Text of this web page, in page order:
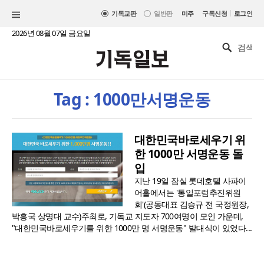
기독교판 일반판 미주 구독신청 | 로그인
2026년 08월 07일 금요일
Tag : 1000만서명운동
대한민국바로세우기 위
한 1000만 서명운동 돌
입
지난 19일 잠실 롯데호텔 사파이
어홀에서는 '통일포럼추진위원
회'(공동대표 김승규 전 국정원장,
박흥국 상명대 교수)주최로, 기독교 지도자 700여명이 모인 가운데,
"대한민국바로세우기를 위한 1000만 명 서명운동" 발대식이 있었다...